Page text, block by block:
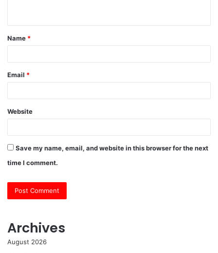
t
*
Name *
Email *
Website
Save my name, email, and website in this browser for the next
time I comment.
Archives
August 2026